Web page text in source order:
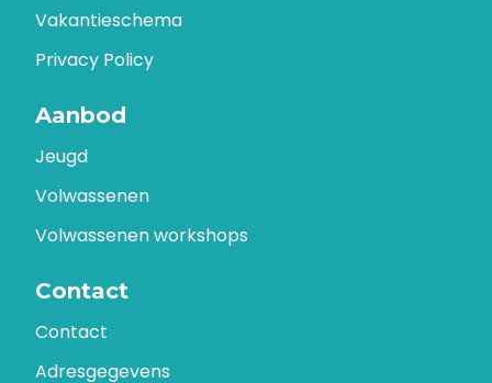
Vakantieschema
Privacy Policy
Aanbod
Jeugd
Volwassenen
Volwassenen workshops
Contact
Contact
Adresgegevens